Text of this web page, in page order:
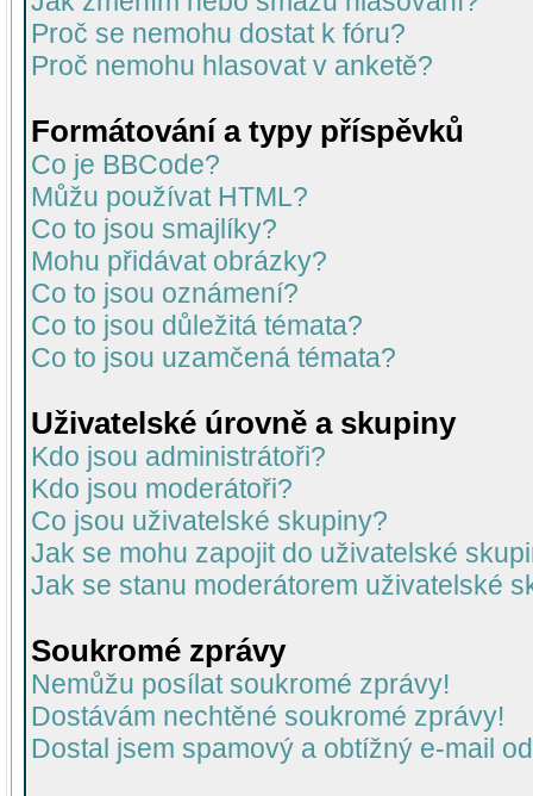
Proč se nemohu dostat k fóru?
Proč nemohu hlasovat v anketě?
Formátování a typy příspěvků
Co je BBCode?
Můžu používat HTML?
Co to jsou smajlíky?
Mohu přidávat obrázky?
Co to jsou oznámení?
Co to jsou důležitá témata?
Co to jsou uzamčená témata?
Uživatelské úrovně a skupiny
Kdo jsou administrátoři?
Kdo jsou moderátoři?
Co jsou uživatelské skupiny?
Jak se mohu zapojit do uživatelské
Jak se stanu moderátorem uživatelské
Soukromé zprávy
Nemůžu posílat soukromé zprávy!
Dostávám nechtěné soukromé zprávy!
Dostal jsem spamový a obtížný e-mail